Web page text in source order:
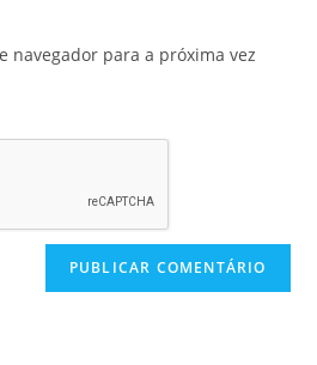
navegador para a próxima vez